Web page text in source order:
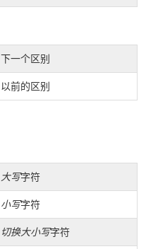
下一个区别
以前的区别
大写字符
小写字符
切换大小写字符